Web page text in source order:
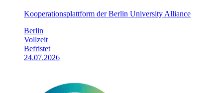
Kooperationsplattform der Berlin University Alliance
Berlin
Vollzeit
Befristet
24.07.2026